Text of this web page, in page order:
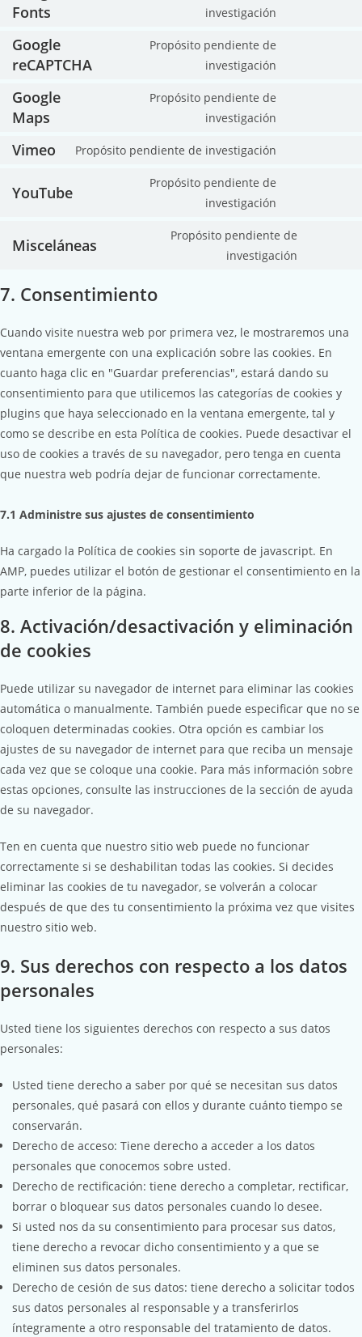
Fonts
investigación
Google
reCAPTCHA
Propósito pendiente de
investigación
Google
Maps
Propósito pendiente de
investigación
Vimeo Propósito pendiente de investigación
YouTube
Propósito pendiente de
investigación
Misceláneas
Propósito pendiente de
investigación
7. Consentimiento
Cuando visite nuestra web por primera vez, le mostraremos una
ventana emergente con una explicación sobre las cookies. En
cuanto haga clic en "Guardar preferencias", estará dando su
consentimiento para que utilicemos las categorías de cookies y
plugins que haya seleccionado en la ventana emergente, tal y
como se describe en esta Política de cookies. Puede desactivar el
uso de cookies a través de su navegador, pero tenga en cuenta
que nuestra web podría dejar de funcionar correctamente.
7.1 Administre sus ajustes de consentimiento
Ha cargado la Política de cookies sin soporte de javascript. En
AMP, puedes utilizar el botón de gestionar el consentimiento en la
parte inferior de la página.
8. Activación/desactivación y eliminación
de cookies
Puede utilizar su navegador de internet para eliminar las cookies
automática o manualmente. También puede especificar que no se
coloquen determinadas cookies. Otra opción es cambiar los
ajustes de su navegador de internet para que reciba un mensaje
cada vez que se coloque una cookie. Para más información sobre
estas opciones, consulte las instrucciones de la sección de ayuda
de su navegador.
Ten en cuenta que nuestro sitio web puede no funcionar
correctamente si se deshabilitan todas las cookies. Si decides
eliminar las cookies de tu navegador, se volverán a colocar
después de que des tu consentimiento la próxima vez que visites
nuestro sitio web.
9. Sus derechos con respecto a los datos
personales
Usted tiene los siguientes derechos con respecto a sus datos
personales:
Usted tiene derecho a saber por qué se necesitan sus datos
personales, qué pasará con ellos y durante cuánto tiempo se
conservarán.
Derecho de acceso: Tiene derecho a acceder a los datos
personales que conocemos sobre usted.
Derecho de rectificación: tiene derecho a completar, rectificar,
borrar o bloquear sus datos personales cuando lo desee.
Si usted nos da su consentimiento para procesar sus datos,
tiene derecho a revocar dicho consentimiento y a que se
eliminen sus datos personales.
Derecho de cesión de sus datos: tiene derecho a solicitar todos
sus datos personales al responsable y a transferirlos
íntegramente a otro responsable del tratamiento de datos.